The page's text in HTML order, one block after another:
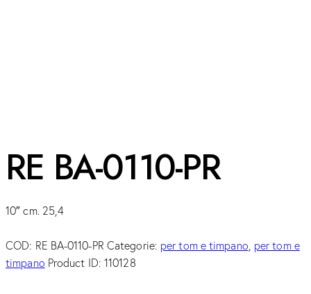
RE BA-0110-PR
10″ cm. 25,4
COD: RE BA-0110-PR Categorie: per tom e timpano, per tom e
timpano Product ID:110128